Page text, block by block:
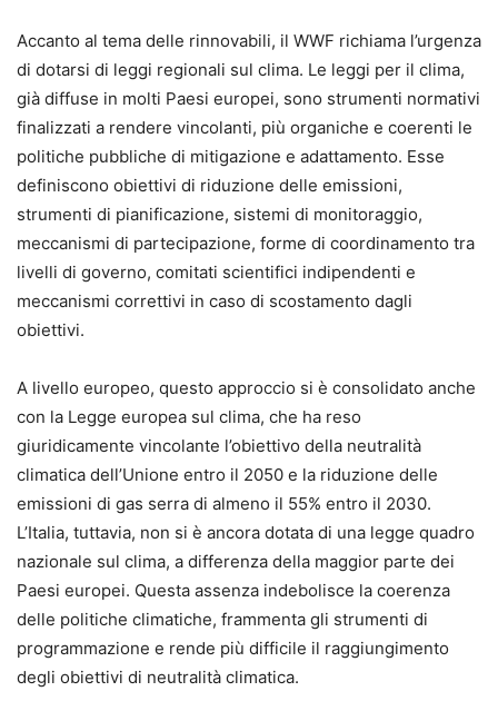
Accanto al tema delle rinnovabili, il WWF richiama l’urgenza
di dotarsi di leggi regionali sul clima. Le leggi per il clima,
già diffuse in molti Paesi europei, sono strumenti normativi
finalizzati a rendere vincolanti, più organiche e coerenti le
politiche pubbliche di mitigazione e adattamento. Esse
definiscono obiettivi di riduzione delle emissioni,
strumenti di pianificazione, sistemi di monitoraggio,
meccanismi di partecipazione, forme di coordinamento tra
livelli di governo, comitati scientifici indipendenti e
meccanismi correttivi in caso di scostamento dagli
obiettivi.
A livello europeo, questo approccio si è consolidato anche
con la Legge europea sul clima, che ha reso
giuridicamente vincolante l’obiettivo della neutralità
climatica dell’Unione entro il 2050 e la riduzione delle
emissioni di gas serra di almeno il 55% entro il 2030.
L’Italia, tuttavia, non si è ancora dotata di una legge quadro
nazionale sul clima, a differenza della maggior parte dei
Paesi europei. Questa assenza indebolisce la coerenza
delle politiche climatiche, frammenta gli strumenti di
programmazione e rende più difficile il raggiungimento
degli obiettivi di neutralità climatica.